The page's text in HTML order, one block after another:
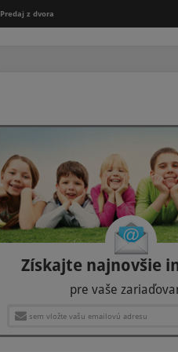
Predaj z dvora
Získajte najnovšie
pre vaše